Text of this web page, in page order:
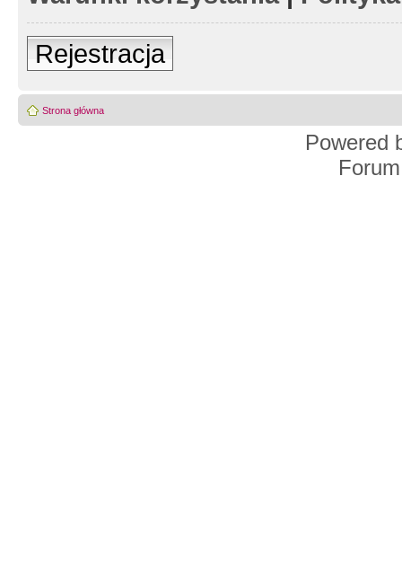
Rejestracja
Strona główna
Powered